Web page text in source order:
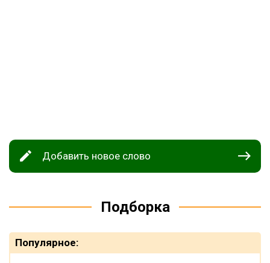
Добавить новое слово
Подборка
Популярное: